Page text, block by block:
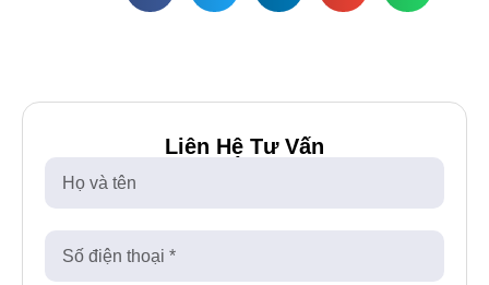
Liên Hệ Tư Vấn